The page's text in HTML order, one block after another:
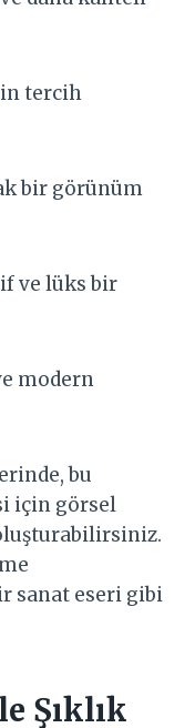
tercih
bir görünüm
ve lüks bir
modern
bu
için görsel
sanat eseri gibi
Şıklık